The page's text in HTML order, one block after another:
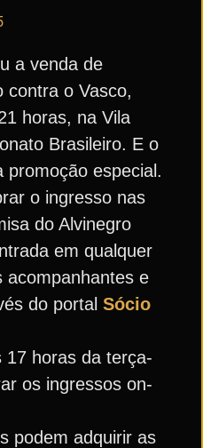
a venda de
contra o Vasco,
horas, na Vila
Brasileiro. E o
promoção especial.
o ingresso nas
do Alvinegro
em qualquer
acompanhantes e
do portal Sócio
17 horas da terça-
os ingressos on-
podem adquirir as